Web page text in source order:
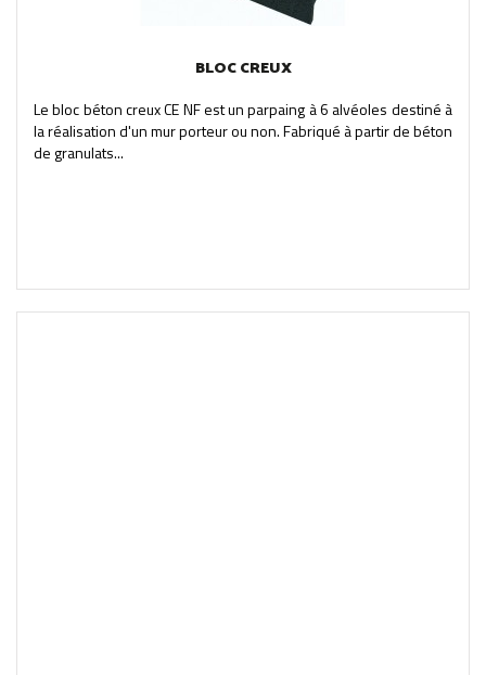
BLOC CREUX
Le bloc béton creux CE NF est un parpaing à 6 alvéoles destiné à
la réalisation d'un mur porteur ou non. Fabriqué à partir de béton
de granulats...